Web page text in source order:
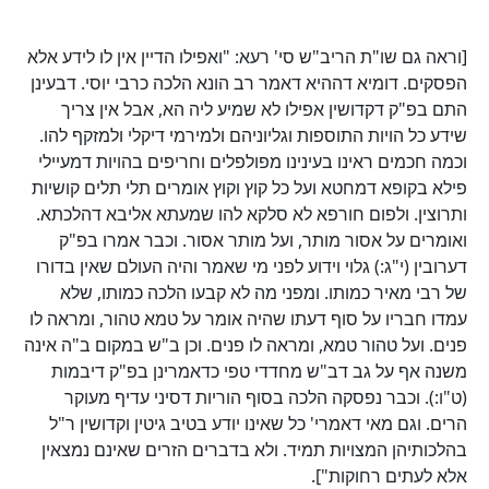
[וראה גם שו"ת הריב"ש סי' רעא: "ואפילו הדיין אין לו לידע אלא
הפסקים. דומיא דההיא דאמר רב הונא הלכה כרבי יוסי. דבעינן
התם בפ"ק דקדושין אפילו לא שמיע ליה הא, אבל אין צריך
שידע כל הויות התוספות וגליוניהם ולמירמי דיקלי ולמזקף להו.
וכמה חכמים ראינו בעינינו מפולפלים וחריפים בהויות דמעיילי
פילא בקופא דמחטא ועל כל קוץ וקוץ אומרים תלי תלים קושיות
ותרוצין. ולפום חורפא לא סלקא להו שמעתא אליבא דהלכתא.
ואומרים על אסור מותר, ועל מותר אסור. וכבר אמרו בפ"ק
דערובין (י"ג:) גלוי וידוע לפני מי שאמר והיה העולם שאין בדורו
של רבי מאיר כמותו. ומפני מה לא קבעו הלכה כמותו, שלא
עמדו חבריו על סוף דעתו שהיה אומר על טמא טהור, ומראה לו
פנים. ועל טהור טמא, ומראה לו פנים. וכן ב"ש במקום ב"ה אינה
משנה אף על גב דב"ש מחדדי טפי כדאמרינן בפ"ק דיבמות
(ט"ו:). וכבר נפסקה הלכה בסוף הוריות דסיני עדיף מעוקר
הרים. וגם מאי דאמרי' כל שאינו יודע בטיב גיטין וקדושין ר"ל
בהלכותיהן המצויות תמיד. ולא בדברים הזרים שאינם נמצאין
אלא לעתים רחוקות"].